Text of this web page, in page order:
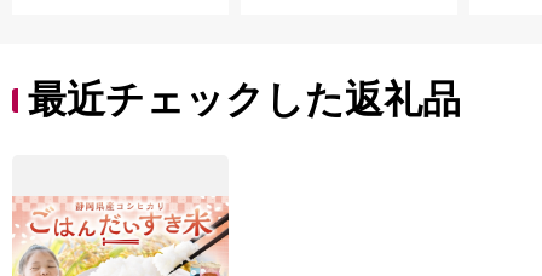
最近チェックした返礼品